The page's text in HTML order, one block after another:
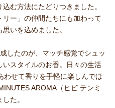
む方法にたどりつきました。
ー」の仲間たちにも加わって
いを込めました。
したのが、マッチ感覚でシュッ
スタイルのお香。日々の生活
わせて香りを手軽に楽しんでほ
AROMA（ヒビ テンミ
た。